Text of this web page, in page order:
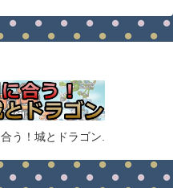
う！城とドラゴン.